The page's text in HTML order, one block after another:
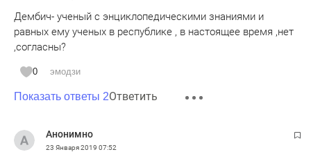
Дембич- ученый с энциклопедическими знаниями и
равных ему ученых в республике , в настоящее время ,нет
,согласны?
0 эмодзи
Показать ответы 2Ответить
Анонимно
23 Января 2019 07:52